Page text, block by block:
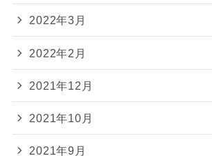
2022年3月
2022年2月
2021年12月
2021年10月
2021年9月